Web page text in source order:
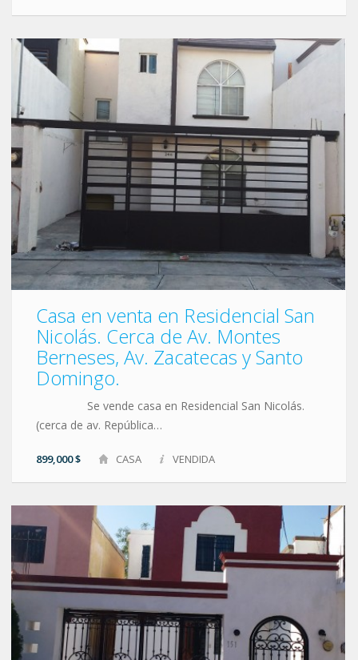
Casa en venta en Residencial San
Nicolás. Cerca de Av. Montes
Berneses, Av. Zacatecas y Santo
Domingo.
Se vende casa en Residencial San Nicolás.
(cerca de av. República…
899,000 $ CASA VENDIDA